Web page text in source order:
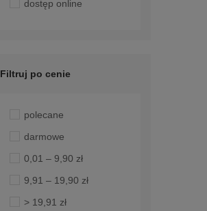
dostęp online
Filtruj po cenie
polecane
darmowe
0,01 – 9,90 zł
9,91 – 19,90 zł
> 19,91 zł